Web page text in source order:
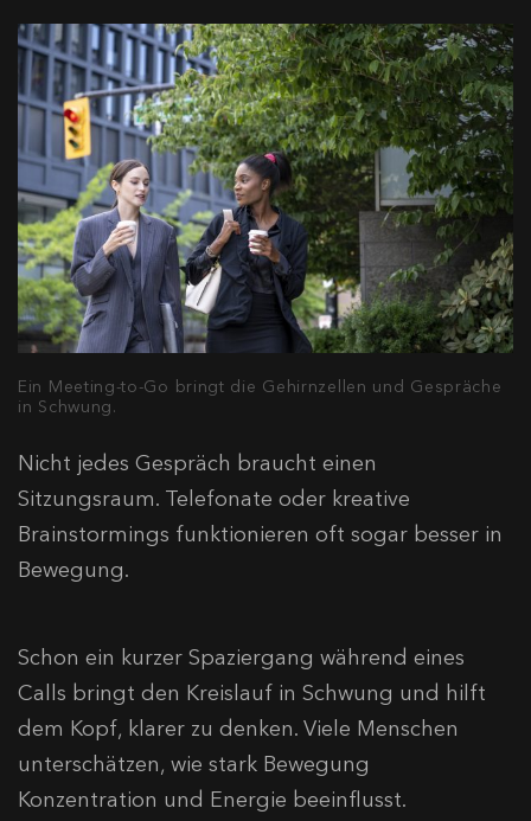
Ein Meeting-to-Go bringt die Gehirnzellen und Gespräche
in Schwung.
Nicht jedes Gespräch braucht einen
Sitzungsraum. Telefonate oder kreative
Brainstormings funktionieren oft sogar besser in
Bewegung.
Schon ein kurzer Spaziergang während eines
Calls bringt den Kreislauf in Schwung und hilft
dem Kopf, klarer zu denken. Viele Menschen
unterschätzen, wie stark Bewegung
Konzentration und Energie beeinflusst.